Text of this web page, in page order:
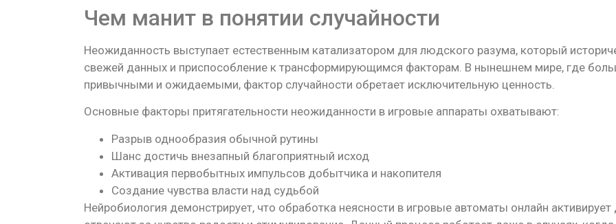
Чем манит в понятии случайности
Неожиданность выступает естественным катализатором для людского разума, который
свежей данных и приспособление к трансформирующимся факторам. В нынешнем мире, где
привычными и ожидаемыми, фактор случайности обретает исключительную ценность.
Основные факторы притягательности неожиданности в игровые аппараты охватывают:
Разрыв однообразия обычной рутины
Шанс достичь внезапный благоприятный исход
Активация первобытных импульсов добытчика и накопителя
Создание чувства власти над судьбой
Нейробиология демонстрирует, что обработка неясности в игровые автоматы онлайн